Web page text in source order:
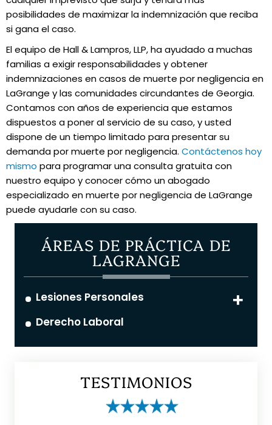
posibilidades de maximizar la indemnización que reciba
si gana el caso.
El equipo de Hall & Lampros, LLP, ha ayudado a muchas
familias a exigir responsabilidades y obtener
indemnizaciones en casos de muerte por negligencia en
LaGrange y las comunidades circundantes de Georgia.
Contamos con años de experiencia que estamos
dispuestos a poner al servicio de su caso, y usted
dispone de un tiempo limitado para presentar su
demanda por muerte por negligencia. Contáctenos hoy
mismo para programar una consulta gratuita con
nuestro equipo y conocer cómo un abogado
especializado en muerte por negligencia de LaGrange
puede ayudarle con su caso.
ÁREAS DE PRÁCTICA DE
LAGRANGE
Lesiones Personales
Derecho Laboral
TESTIMONIOS